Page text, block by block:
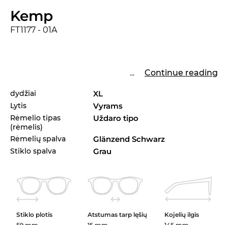
Kemp
FT1177 - 01A
... Continue reading
dydžiai XL
Lytis Vyrams
Rėmelio tipas
(rėmelis)
Uždaro tipo
Rėmelių spalva Glänzend Schwarz
Stiklo spalva Grau
Stiklo plotis
Atstumas tarp lęšių
Kojelių ilgis